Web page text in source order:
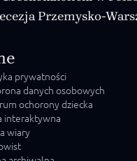
Przemysko-
prywatności
danych osobowych
ochorony dziecka
interaktywna
wiary